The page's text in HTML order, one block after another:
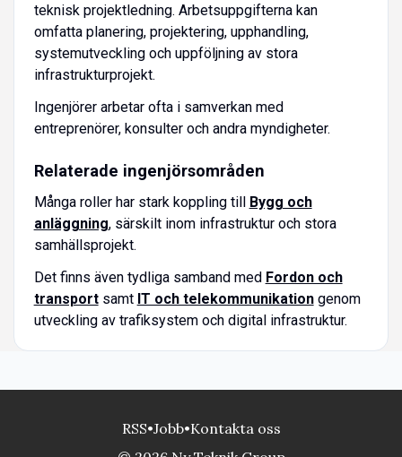
teknisk projektledning. Arbetsuppgifterna kan
omfatta planering, projektering, upphandling,
systemutveckling och uppföljning av stora
infrastrukturprojekt.
Ingenjörer arbetar ofta i samverkan med
entreprenörer, konsulter och andra myndigheter.
Relaterade ingenjörsområden
Många roller har stark koppling till Bygg och
anläggning, särskilt inom infrastruktur och stora
samhällsprojekt.
Det finns även tydliga samband med Fordon och
transportsamt IT och telekommunikationgenom
utveckling av trafiksystem och digital infrastruktur.
RSS•Jobb•Kontakta oss